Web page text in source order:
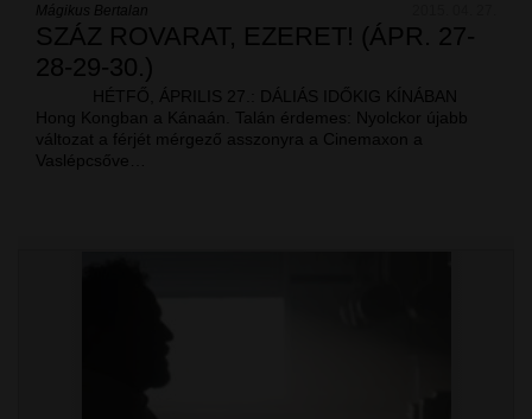
Mágikus Bertalan
SZÁZ ROVARAT, EZERET! (ÁPR. 27-
28-29-30.)
HÉTFŐ, ÁPRILIS 27.: DÁLIÁS IDŐKIG KÍNÁBAN
Hong Kongban a Kánaán. Talán érdemes: Nyolckor újabb
változat a férjét mérgező asszonyra a Cinemaxon a
Vaslépcsőve…